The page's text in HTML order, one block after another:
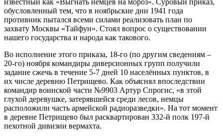
известный как «Выгнать немцев на мороз». Суровый приказ,
обусловленный тем, что в ноябрьские дни 1941 года
противник пытался всеми силами реализовать план по
захвату Москвы «Тайфун». Стоял вопрос о существовании
нашего государства и народа как такового.
Во исполнение этого приказа, 18-го (по другим сведениям –
20-го) ноября командиры диверсионных групп получили
задание сжечь в течение 5-7 дней 10 населённых пунктов, в
их числе деревню Петрищево. Как объяснял впоследствии
командир воинской части №9903 Артур Спрогис, «в этой
глухой деревушке, затерявшейся среди лесов, немцы
расположили часть армейской радиоразведки». На тот момент
в деревне Петрищево был расквартирован 332-й полк 197-й
пехотной дивизии вермахта.